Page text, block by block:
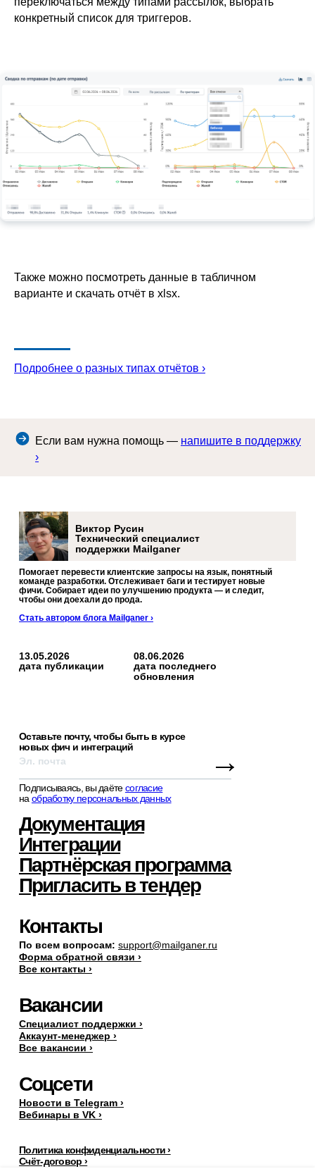
конкретный список для триггеров.
Также можно посмотреть данные в табличном
варианте и скачать отчёт в xlsx.
Подробнее о разных типах отчётов ›
Если вам нужна помощь — напишите в поддержку
›
Помогает перевести клиентские запросы на язык, понятный
команде разработки. Отслеживает баги и тестирует новые
фичи. Собирает идеи по улучшению продукта — и следит,
чтобы они доехали до прода.
Стать автором блога Mailganer ›
Виктор Русин
Технический специалист
поддержки Mailganer
13.05.2026
дата публикации
08.06.2026
дата последнего
обновления
Политика конфиденциальности ›
Счёт-договор ›
Оставьте почту, чтобы быть в курсе
новых фич и интеграций
Подписываясь, вы даётесогласие
на обработку персональных данных
Интеграции
Документация
Партнёрская программа
Пригласить в тендер
→
Новости в Telegram ›
По всем вопросам:
Все вакансии ›
Аккаунт-менеджер ›
Специалист поддержки ›
Вакансии
Контакты
support@mailganer.ru
Все контакты ›
Соцсети
Вебинары в VK ›
Форма обратной связи ›